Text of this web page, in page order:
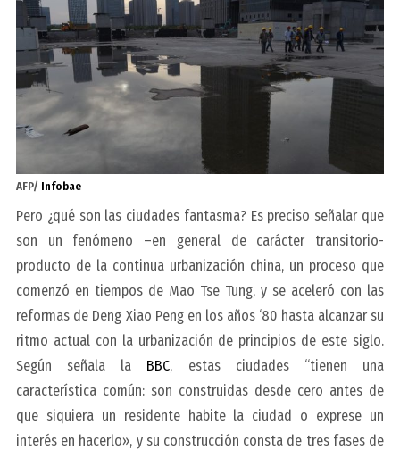
AFP/ Infobae
Pero ¿qué son las ciudades fantasma? Es preciso señalar que
son un fenómeno –en general de carácter transitorio-
producto de la continua urbanización china, un proceso que
comenzó en tiempos de Mao Tse Tung, y se aceleró con las
reformas de Deng Xiao Peng en los años ‘80 hasta alcanzar su
ritmo actual con la urbanización de principios de este siglo.
Según señala la BBC, estas ciudades “tienen una
característica común: son construidas desde cero antes de
que siquiera un residente habite la ciudad o exprese un
interés en hacerlo», y su construcción consta de tres fases de